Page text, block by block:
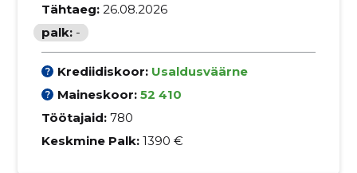
Tähtaeg: 26.08.2026
palk: -
Krediidiskoor: Usaldusväärne
Maineskoor: 52 410
Töötajaid: 780
Keskmine Palk: 1390 €